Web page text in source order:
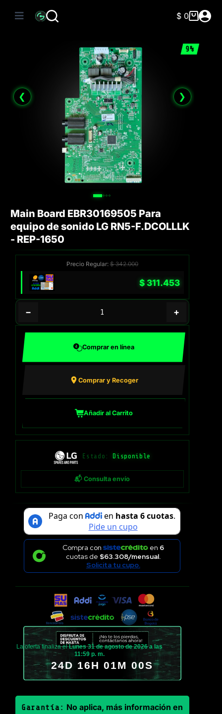
Carro
$0
9%
❮ ❯
Main Board EBR30169505 Para
equipo de sonido LG RN5-F.DCOLLLK
- REP-1650
Precio Regular:$342.000
$311.453
− +
Comprar en línea
Comprar y Recoger
Añadir al Carrito
Estado: Disponible
📬 Consulta envío
Compra con en 6
cuotas de $63.308/mensual.
Solicita tu cupo.
La oferta finaliza elLunes 31 de agosto de 2026 a las
11:59 p. m.
24D 16H 01M 00S
Garantía: No aplica, más información en